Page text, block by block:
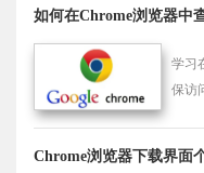
如何在Chrome浏览器中
学习
保访
Chrome浏览器下载界面